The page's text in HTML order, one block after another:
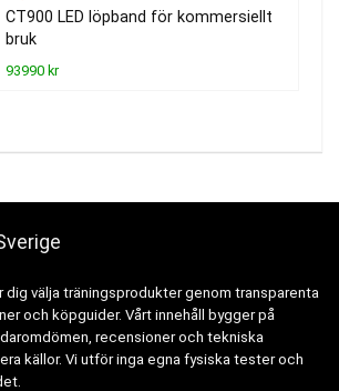
CT900 LED löpband för kommersiellt
bruk
93990 kr
dig välja träningsprodukter genom transparenta
och köpguider. Vårt innehåll bygger på
recensioner och tekniska
källor. Vi utför inga egna fysiska tester och